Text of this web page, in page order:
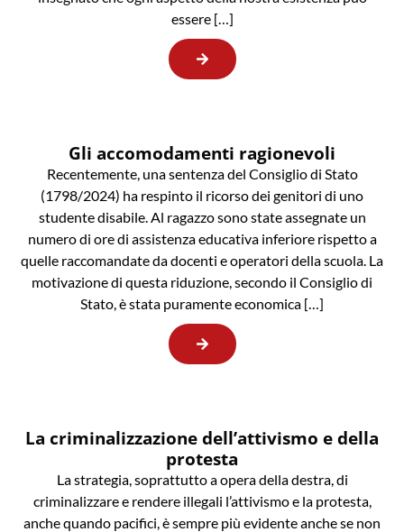
essere […]
Gli accomodamenti ragionevoli
Recentemente, una sentenza del Consiglio di Stato
(1798/2024) ha respinto il ricorso dei genitori di uno
studente disabile. Al ragazzo sono state assegnate un
numero di ore di assistenza educativa inferiore rispetto a
quelle raccomandate da docenti e operatori della scuola. La
motivazione di questa riduzione, secondo il Consiglio di
Stato, è stata puramente economica […]
La criminalizzazione dell’attivismo e della
protesta
La strategia, soprattutto a opera della destra, di
criminalizzare e rendere illegali l’attivismo e la protesta,
anche quando pacifici, è sempre più evidente anche se non